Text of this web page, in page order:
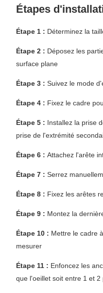
Étapes
Étape 1 : Déterminez la
Étape 2 : Déposez les
surface plane
Étape 3 : Suivez le mode
Étape 4 : Fixez le cadre
Étape 5 : Installez la prise
prise de l'extrémité
Étape 6 : Attachez l'arête
Étape 7 : Serrez
Étape 8 : Fixez les arêtes
Étape 9 : Montez la
Étape 10 : Mettre le cadre
mesurer
Étape 11 : Enfoncez les
que l'oeillet soit entre 1 et 2